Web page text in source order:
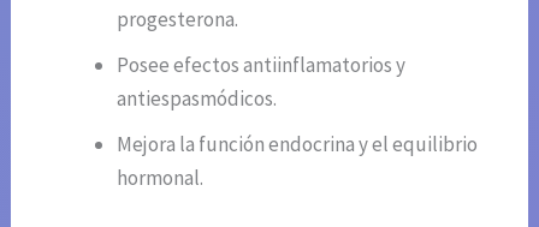
progesterona.
Posee efectos antiinflamatorios y
antiespasmódicos.
Mejora la función endocrina y el equilibrio
hormonal.